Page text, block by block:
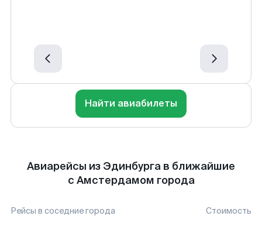
Найти авиабилеты
Авиарейсы из Эдинбурга в ближайшие
с Амстердамом города
Рейсы в соседние города Стоимость